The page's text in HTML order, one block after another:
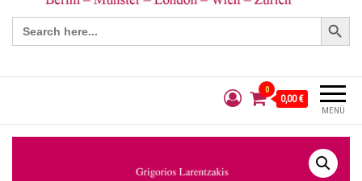
Search
for:
Search Button
MENÜ
0
0,00 €